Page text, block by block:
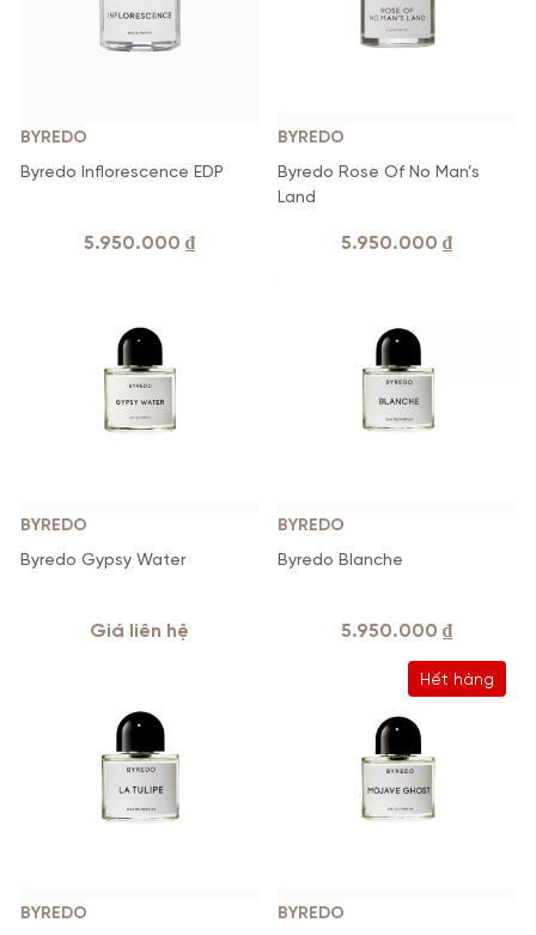
những ký ức, cảm xúc và trải nghiệm của người dùng để tạo ra
những sản phẩm nước hoa độc đáo, mang đậm dấu ấn cá
BYREDO
Byredo Inflorescence EDP
5.950.000 ₫
BYREDO
Byredo Rose Of No Man’s
Land
5.950.000 ₫
BYREDO
Byredo Gypsy Water
Giá liên hệ
BYREDO
Byredo Blanche
5.950.000 ₫
BYREDO
Hết hàng
BYREDO